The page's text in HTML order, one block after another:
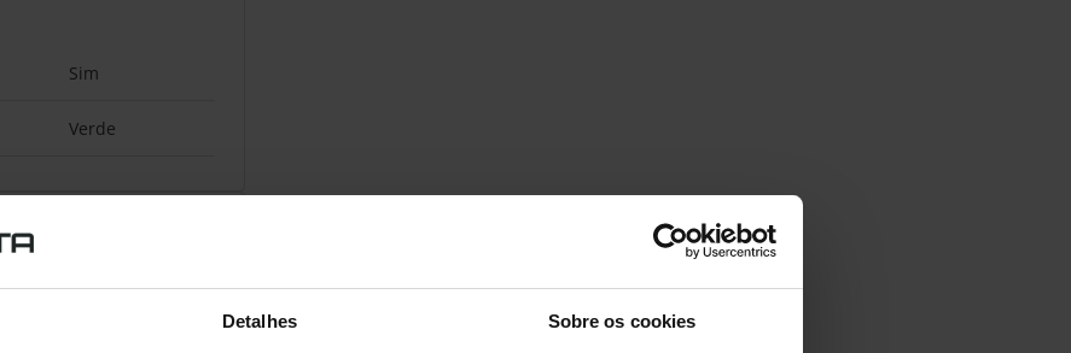
Detalhes Sobre os cookies
Sim
Verde